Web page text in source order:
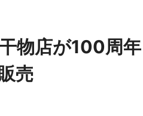
物店が100周
売